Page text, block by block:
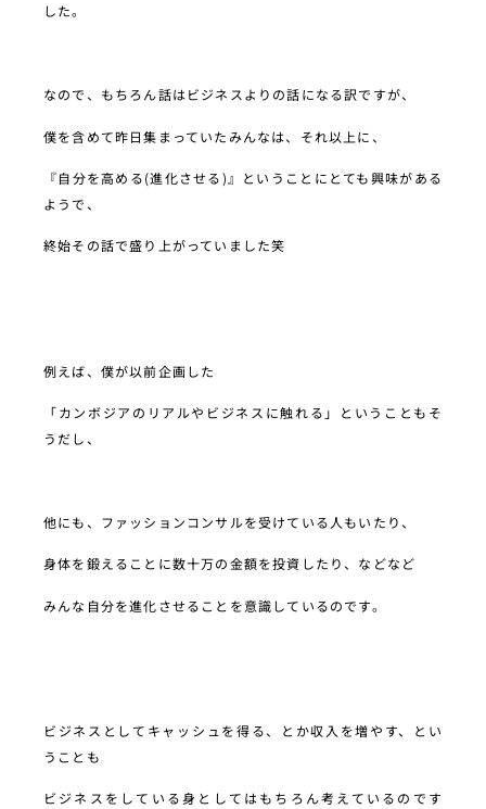
した。
なので、もちろん話はビジネスよりの話になる訳ですが、
僕を含めて昨日集まっていたみんなは、それ以上に、
『自分を高める(進化させる)』ということにとても興味がある
ようで、
終始その話で盛り上がっていました笑
例えば、僕が以前企画した
「カンボジアのリアルやビジネスに触れる」ということもそ
うだし、
他にも、ファッションコンサルを受けている人もいたり、
身体を鍛えることに数十万の金額を投資したり、などなど
みんな自分を進化させることを意識しているのです。
ビジネスとしてキャッシュを得る、とか収入を増やす、とい
うことも
ビジネスをしている身としてはもちろん考えているのです